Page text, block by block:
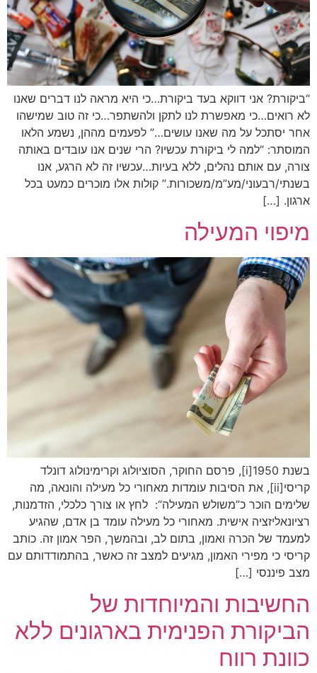
“ביקורת? אני דווקא בעד ביקורת…כי היא מראה לנו דברים שאנו
לא רואים…כי מאפשרת לנו לתקן ולהשתפר…כי זה טוב שמישהו
אחר יסתכל על מה שאנו עושים…” לפעמים מההן, נשמע הלאו
המוסתר: “למה לי ביקורת עכשיו? הרי שנים אנו עובדים באותה
צורה, עם אותם נהלים, ללא בעיות…עכשיו זה לא הרגע, אנו
בשנתי/רבעוני/מע”מ/משכורות.” קולות אלו מוכרים כמעט בכל
ארגון. […]
מיפוי המעילה
בשנת 1950[i], פרסם החוקר, הסוציולוג וקרימינולוג דונלד
קריסי[ii], את הסיבות עומדות מאחורי כל מעילה והונאה, מה
שלימים הוכר כ”משולש המעילה“: לחץ או צורך כלכלי, הזדמנות,
רציונאליזציה אישית. מאחורי כל מעילה עומד בן אדם, שהגיע
למעמד של הכרה ואמון, בתום לב, ובהמשך, הפר אמון זה. כותב
קריסי כי מפירי האמון, מגיעים למצב זה כאשר, בהתמודדותם עם
מצב פיננסי […]
החשיבות והמיוחדות של
הביקורת הפנימית בארגונים ללא
כוונת רווח